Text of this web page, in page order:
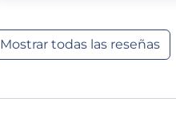
Mostrar todas las reseñas